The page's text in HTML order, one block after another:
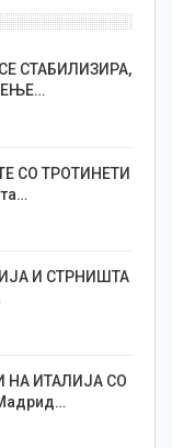
СТАБИЛИЗИРА,
СО ТРОТИНЕТИ
И СТРНИШТА
НА ИТАЛИЈА СО